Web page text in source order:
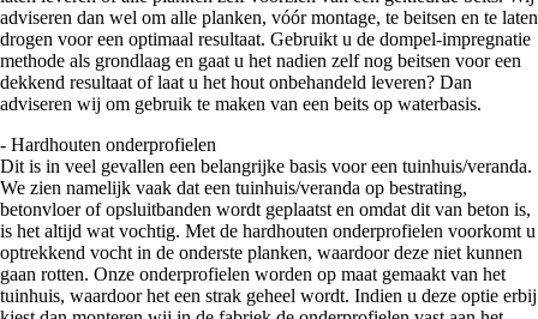
adviseren dan wel om alle planken, vóór montage, te beitsen en te laten
drogen voor een optimaal resultaat. Gebruikt u de dompel-impregnatie
methode als grondlaag en gaat u het nadien zelf nog beitsen voor een
dekkend resultaat of laat u het hout onbehandeld leveren? Dan
adviseren wij om gebruik te maken van een beits op waterbasis.
- Hardhouten onderprofielen
Dit is in veel gevallen een belangrijke basis voor een tuinhuis/veranda.
We zien namelijk vaak dat een tuinhuis/veranda op bestrating,
betonvloer of opsluitbanden wordt geplaatst en omdat dit van beton is,
is het altijd wat vochtig. Met de hardhouten onderprofielen voorkomt u
optrekkend vocht in de onderste planken, waardoor deze niet kunnen
gaan rotten. Onze onderprofielen worden op maat gemaakt van het
tuinhuis, waardoor het een strak geheel wordt. Indien u deze optie erbij